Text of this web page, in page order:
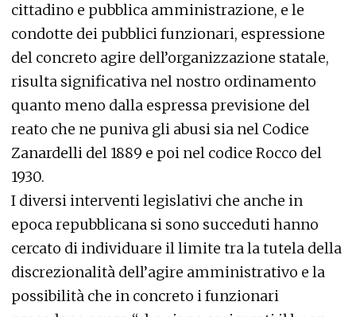
cittadino e pubblica amministrazione, e le
condotte dei pubblici funzionari, espressione
del concreto agire dell’organizzazione statale,
risulta significativa nel nostro ordinamento
quanto meno dalla espressa previsione del
reato che ne puniva gli abusi sia nel Codice
Zanardelli del 1889 e poi nel codice Rocco del
1930.
I diversi interventi legislativi che anche in
epoca repubblicana si sono succeduti hanno
cercato di individuare il limite tra la tutela della
discrezionalità dell’agire amministrativo e la
possibilità che in concreto i funzionari